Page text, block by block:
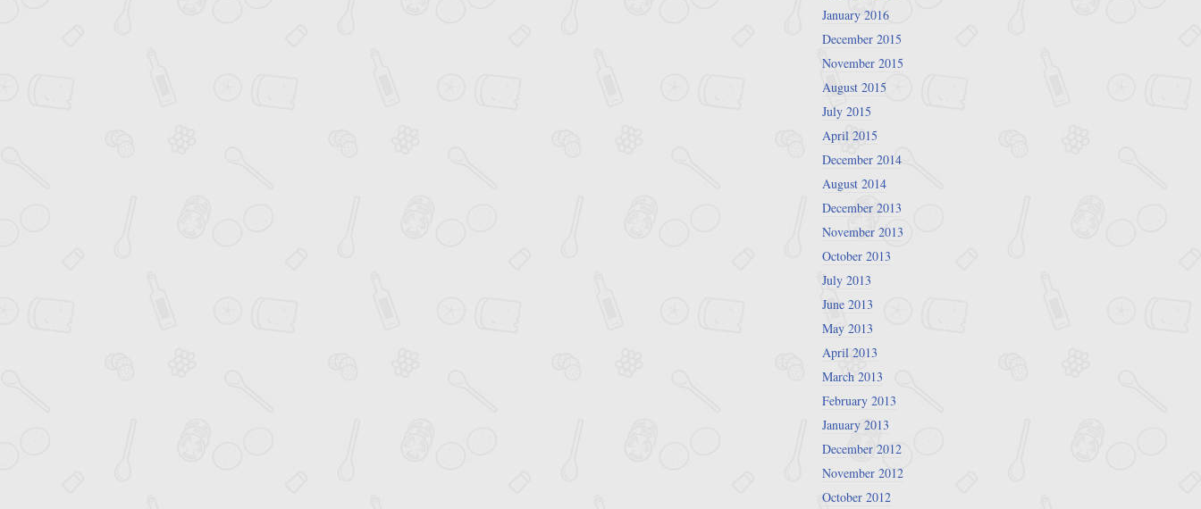
January 2016
December 2015
November 2015
August 2015
July 2015
April 2015
December 2014
August 2014
December 2013
November 2013
October 2013
July 2013
June 2013
May 2013
April 2013
March 2013
February 2013
January 2013
December 2012
November 2012
October 2012